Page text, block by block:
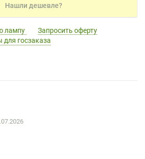
Нашли дешевле?
лампу
Запросить оферту
госзаказа